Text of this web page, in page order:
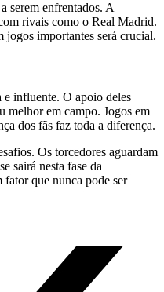
serem enfrentados. A
rivais como o Real Madrid.
jogos importantes será crucial.
influente. O apoio deles
melhor em campo. Jogos em
dos fãs faz toda a diferença.
Os torcedores aguardam
sairá nesta fase da
que nunca pode ser